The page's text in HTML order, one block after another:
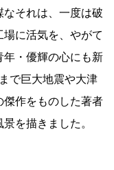
それは、一度は破
に活気を、やがて
年・優輝の心にも新
で巨大地震や大津
傑作をものした著者
を描きました。